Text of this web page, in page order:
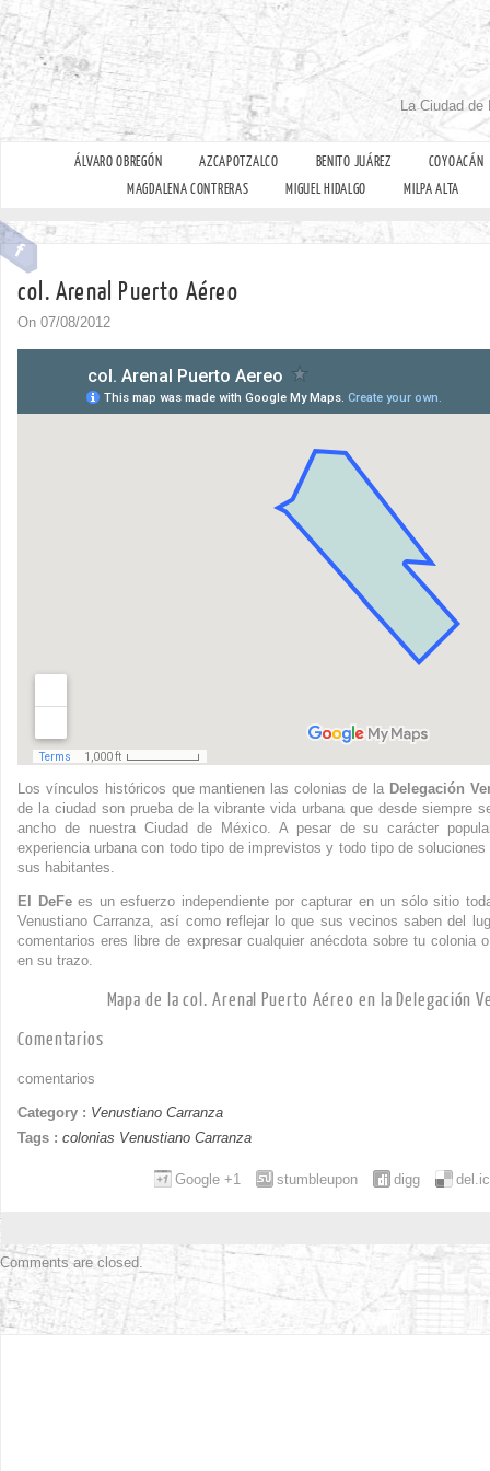
La Ciudad
ÁLVARO OBREGÓN AZCAPOTZALCO BENITO JUÁREZ
COYOACÁN
MAGDALENA CONTRERAS
MIGUEL HIDALGO MILPA ALTA
col. Arenal Puerto Aéreo
On 07/08/2012
Los vínculos históricos que mantienen las colonias de la Delegación
de la ciudad son prueba de la vibrante vida urbana que desde siempre
ancho de nuestra Ciudad de México. A pesar de su carácter
experiencia urbana con todo tipo de imprevistos y todo tipo de
sus habitantes.
El DeFees un esfuerzo independiente por capturar en un sólo sitio
Venustiano Carranza, así como reflejar lo que sus vecinos saben del
comentarios eres libre de expresar cualquier anécdota sobre tu colonia
en su trazo.
Mapa de la col. Arenal Puerto Aéreo en la Delegación
Comentarios
comentarios
Category : Venustiano Carranza
Tags : colonias Venustiano Carranza
digg
stumbleupon
Google +1
Comments are closed.